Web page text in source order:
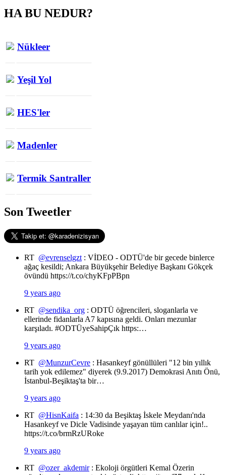
HA BU NEDUR?
Nükleer
Yeşil Yol
HES'ler
Madenler
Termik Santraller
Son Tweetler
RT @evrenselgzt : VİDEO - ODTÜ'de bir gecede binlerce
ağaç kesildi; Ankara Büyükşehir Belediye Başkanı Gökçek
övündü https://t.co/chyKFpPBpn
9 years ago
RT @sendika_org : ODTÜ öğrencileri, sloganlarla ve
ellerinde fidanlarla A7 kapısına geldi. Onları mezunlar
karşıladı. #ODTÜyeSahipÇık https:…
9 years ago
RT @MunzurCevre : Hasankeyf gönüllüleri "12 bin yıllık
tarih yok edilemez" diyerek (9.9.2017) Demokrasi Anıtı Önü,
İstanbul-Beşiktaş'ta bir…
9 years ago
RT @HisnKaifa : 14:30 da Beşiktaş İskele Meydanı'nda
Hasankeyf ve Dicle Vadisinde yaşayan tüm canlılar için!..
https://t.co/brmRzURoke
9 years ago
RT @ozer_akdemir: Ekoloji örgütleri Kemal Özerin